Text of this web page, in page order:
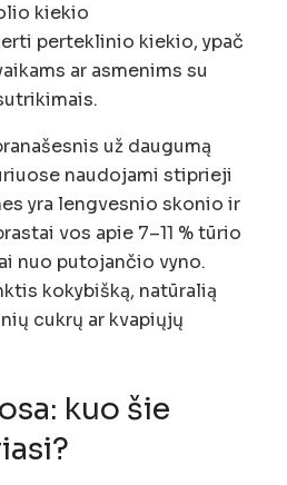
kiekio
perteklinio kiekio, ypač
ar asmenims su
už daugumą
naudojami stiprieji
yra lengvesnio skonio ir
vos apie 7–11 % tūrio
nuo putojančio vyno.
kokybišką, natūralią
cukrų ar kvapiųjų
kuo šie